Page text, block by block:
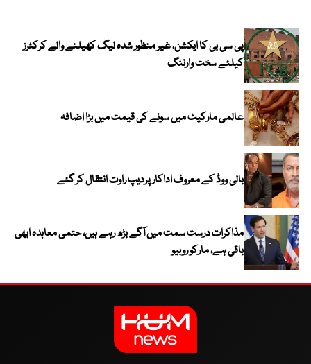
پی سی بی کا ایکشن، غیر منظور شدہ لیگ کھیلنے والے کرکٹرز
کیلئے سخت وارننگ
عالمی مارکیٹ میں سونے کی قیمت میں بڑا اضافہ
بالی ووڈ کے معروف اداکار پردیپ راوت انتقال کر گئے
مذاکرات درست سمت میں آگے بڑھ رہے ہیں، حتمی معاہدہ ابھی
باقی ہے، مارکو روبیو